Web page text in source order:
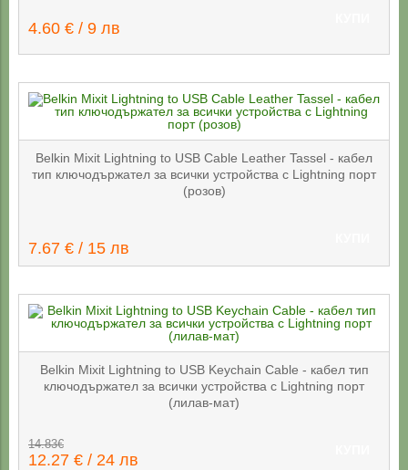
4.60 € / 9 лв
Belkin Mixit Lightning to USB Cable Leather Tassel - кабел
тип ключодържател за всички устройства с Lightning порт
(розов)
7.67 € / 15 лв
Belkin Mixit Lightning to USB Keychain Cable - кабел тип
ключодържател за всички устройства с Lightning порт
(лилав-мат)
14.83€
12.27 € / 24 лв